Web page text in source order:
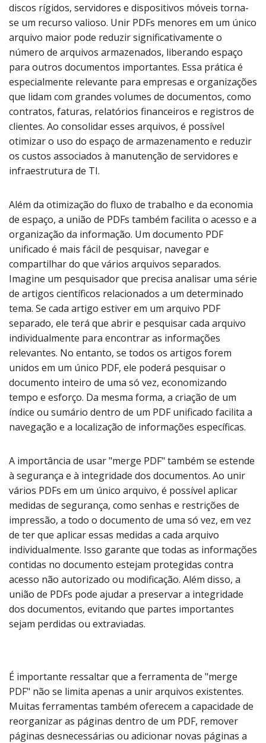
discos rígidos, servidores e dispositivos móveis torna-
se um recurso valioso. Unir PDFs menores em um único
arquivo maior pode reduzir significativamente o
número de arquivos armazenados, liberando espaço
para outros documentos importantes. Essa prática é
especialmente relevante para empresas e organizações
que lidam com grandes volumes de documentos, como
contratos, faturas, relatórios financeiros e registros de
clientes. Ao consolidar esses arquivos, é possível
otimizar o uso do espaço de armazenamento e reduzir
os custos associados à manutenção de servidores e
infraestrutura de TI.
Além da otimização do fluxo de trabalho e da economia
de espaço, a união de PDFs também facilita o acesso e a
organização da informação. Um documento PDF
unificado é mais fácil de pesquisar, navegar e
compartilhar do que vários arquivos separados.
Imagine um pesquisador que precisa analisar uma série
de artigos científicos relacionados a um determinado
tema. Se cada artigo estiver em um arquivo PDF
separado, ele terá que abrir e pesquisar cada arquivo
individualmente para encontrar as informações
relevantes. No entanto, se todos os artigos forem
unidos em um único PDF, ele poderá pesquisar o
documento inteiro de uma só vez, economizando
tempo e esforço. Da mesma forma, a criação de um
índice ou sumário dentro de um PDF unificado facilita a
navegação e a localização de informações específicas.
A importância de usar "merge PDF" também se estende
à segurança e à integridade dos documentos. Ao unir
vários PDFs em um único arquivo, é possível aplicar
medidas de segurança, como senhas e restrições de
impressão, a todo o documento de uma só vez, em vez
de ter que aplicar essas medidas a cada arquivo
individualmente. Isso garante que todas as informações
contidas no documento estejam protegidas contra
acesso não autorizado ou modificação. Além disso, a
união de PDFs pode ajudar a preservar a integridade
dos documentos, evitando que partes importantes
sejam perdidas ou extraviadas.
É importante ressaltar que a ferramenta de "merge
PDF" não se limita apenas a unir arquivos existentes.
Muitas ferramentas também oferecem a capacidade de
reorganizar as páginas dentro de um PDF, remover
páginas desnecessárias ou adicionar novas páginas a